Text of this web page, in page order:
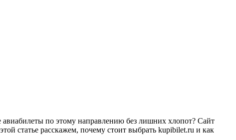
по этому направлению без лишних хлопот? Сайт
статье расскажем, почему стоит выбрать kupibilet.ru и как